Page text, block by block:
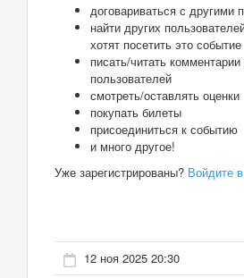
договариваться с другими
найти других
хотят посетить это событие
писать/читать комментарии
пользователей
смотреть/оставлять оценки
покупать билеты
присоединиться к событию
и много другое!
Уже зарегистрированы? Войдите
12 ноя 2025 20:30